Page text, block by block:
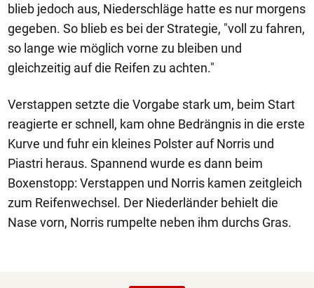
blieb jedoch aus, Niederschläge hatte es nur morgens
gegeben. So blieb es bei der Strategie, "voll zu fahren,
so lange wie möglich vorne zu bleiben und
gleichzeitig auf die Reifen zu achten."
Verstappen setzte die Vorgabe stark um, beim Start
reagierte er schnell, kam ohne Bedrängnis in die erste
Kurve und fuhr ein kleines Polster auf Norris und
Piastri heraus. Spannend wurde es dann beim
Boxenstopp: Verstappen und Norris kamen zeitgleich
zum Reifenwechsel. Der Niederländer behielt die
Nase vorn, Norris rumpelte neben ihm durchs Gras.